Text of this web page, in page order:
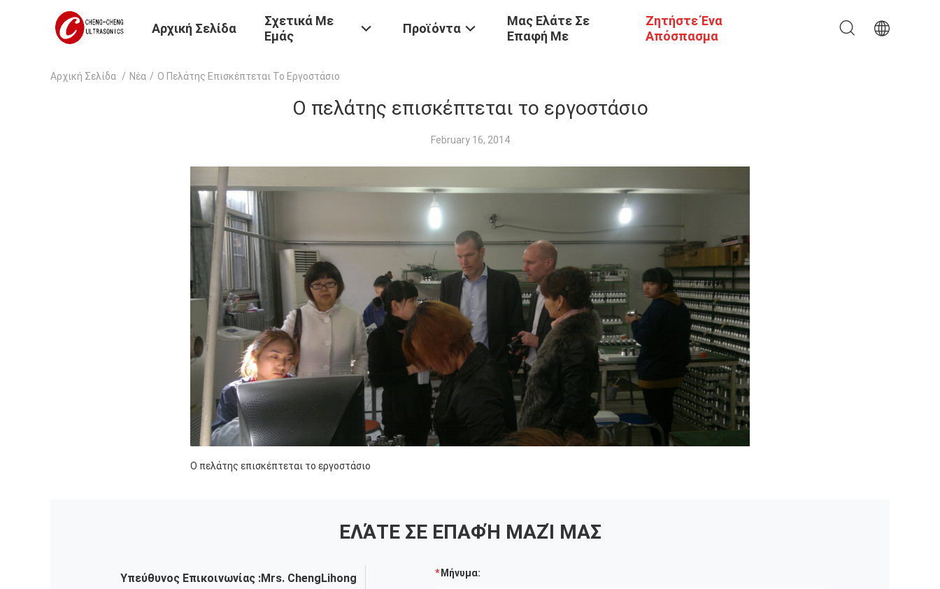
Αρχική Σελίδα
Σχετικά Με
Εμάς
Προϊόντα
Μας Ελάτε Σε
Επαφή Με
Ζητήστε Ένα
Απόσπασμα
Αρχική Σελίδα / Νέα / Ο Πελάτης Επισκέπτεται Το Εργοστάσιο
Ο πελάτης επισκέπτεται το εργοστάσιο
February 16, 2014
Ο πελάτης επισκέπτεται το εργοστάσιο
ΕΛΆΤΕ ΣΕ ΕΠΑΦΉ ΜΑΖΊ ΜΑΣ
Υπεύθυνος Επικοινωνίας :Mrs. ChengLihong
Μήνυμα: